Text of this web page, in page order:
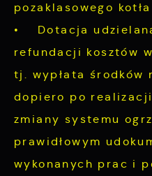
pozaklasowego
• Dotacja
refundacji kosztów
tj. wypłata środków
dopiero po
zmiany systemu
prawidłowym
wykonanych prac i